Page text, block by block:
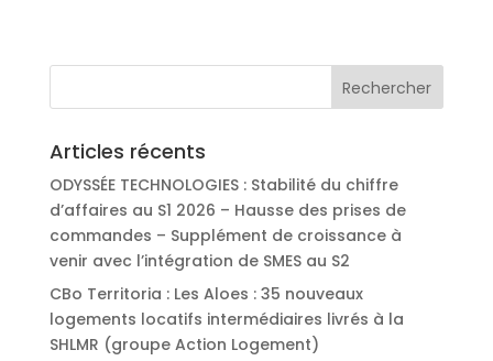
Articles récents
ODYSSÉE TECHNOLOGIES : Stabilité du chiffre
d’affaires au S1 2026 – Hausse des prises de
commandes – Supplément de croissance à
venir avec l’intégration de SMES au S2
CBo Territoria : Les Aloes : 35 nouveaux
logements locatifs intermédiaires livrés à la
SHLMR (groupe Action Logement)